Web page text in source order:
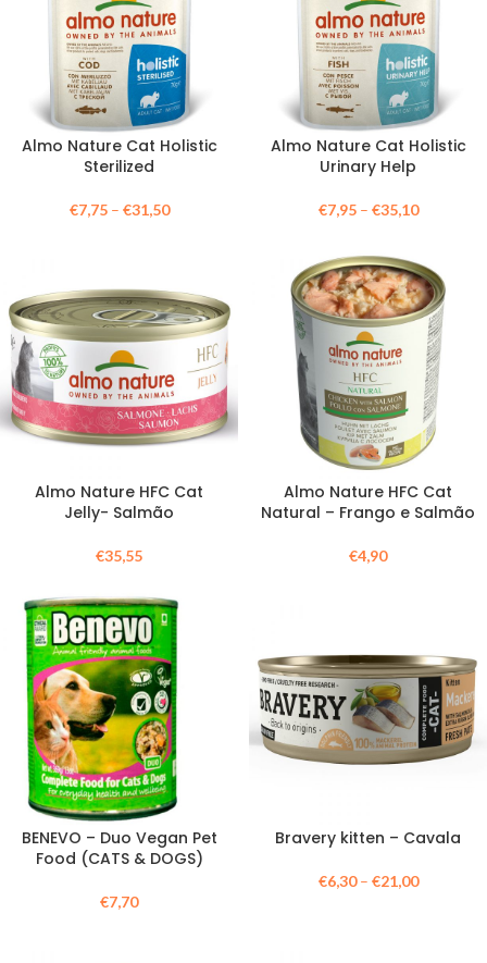
Almo Nature Cat Holistic
Sterilized
€7,75– €31,50
Almo Nature Cat Holistic
Urinary Help
€7,95– €35,10
Almo Nature HFC Cat
Jelly- Salmão
€35,55
Almo Nature HFC Cat
Natural – Frango e Salmão
€4,90
BENEVO – Duo Vegan Pet
Food (CATS & DOGS)
€7,70
Bravery kitten – Cavala
€6,30– €21,00